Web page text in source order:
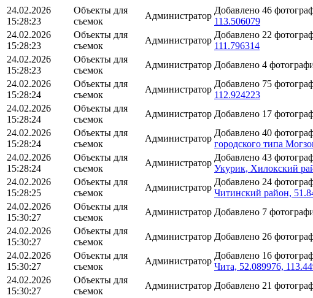
24.02.2026
15:28:23
Объекты для
съемок
Администратор
Добавлено 46
113.506079
24.02.2026
15:28:23
Объекты для
съемок
Администратор
Добавлено 22
111.796314
24.02.2026
15:28:23
Объекты для
съемок
Администратор Добавлено 4
24.02.2026
15:28:24
Объекты для
съемок
Администратор
Добавлено 75
112.924223
24.02.2026
15:28:24
Объекты для
съемок
Администратор Добавлено 17
24.02.2026
15:28:24
Объекты для
съемок
Администратор
Добавлено 40
городского типа
24.02.2026
15:28:24
Объекты для
съемок
Администратор
Добавлено 43
Укурик, Хилокский
24.02.2026
15:28:25
Объекты для
съемок
Администратор
Добавлено 24
Читинский район,
24.02.2026
15:30:27
Объекты для
съемок
Администратор Добавлено 7
24.02.2026
15:30:27
Объекты для
съемок
Администратор Добавлено 26
24.02.2026
15:30:27
Объекты для
съемок
Администратор
Добавлено 16
Чита, 52.089976,
24.02.2026
15:30:27
Объекты для
съемок
Администратор Добавлено 21